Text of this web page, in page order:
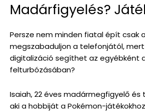
Madárfigyelés?
Persze nem minden fiatal épít csak
megszabaduljon a telefonjától, mert
digitalizáció segíthet az egyébként
felturbózásában?
Isaiah, 22 éves madármegfigyelő
aki a hobbiját a Pokémon-